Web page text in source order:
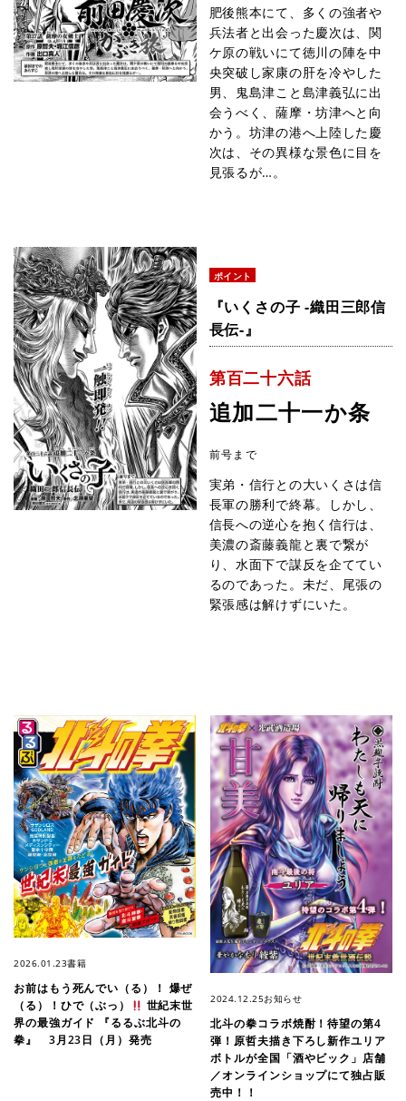
肥後熊本にて、多くの強者や
兵法者と出会った慶次は、関
ケ原の戦いにて徳川の陣を中
央突破し家康の肝を冷やした
男、鬼島津こと島津義弘に出
会うべく、薩摩・坊津へと向
かう。坊津の港へ上陸した慶
次は、その異様な景色に目を
見張るが…。
ポイント
『いくさの子 -織田三郎信
長伝-』
第百二十六話
追加二十一か条
前号まで
実弟・信行との大いくさは信
長軍の勝利で終幕。しかし、
信長への逆心を抱く信行は、
美濃の斎藤義龍と裏で繋が
り、水面下で謀反を企ててい
るのであった。未だ、尾張の
緊張感は解けずにいた。
2026.01.23書籍
お前はもう死んでい（る）！ 爆ぜ
（る）！ひで（ぶっ）
世紀末世
界の最強ガイド 『るるぶ北斗の
拳』 3月23日（月）発売
2024.12.25お知らせ
北斗の拳コラボ焼酎！待望の第4
弾！原哲夫描き下ろし新作ユリア
ボトルが全国「酒やビック」店舗
／オンラインショップにて独占販
売中！！